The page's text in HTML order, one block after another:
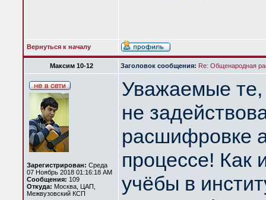
Вернуться к началу
Максим 10-12 Заголовок сообщения: Re: Общенародная
Зарегистрирован: Среда
07 Ноябрь 2018 01:16:18 AM
Сообщения: 109
Откуда: Москва, ЦАП,
Межвузовский КСП
Уважаемые
не
расшифровке
процессе! Как
учёбы в